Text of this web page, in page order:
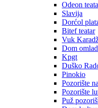
Odeon
Slavija
Dorćol
Bitef teatar
Vuk
Dom
Kpgt
Duško
Pinokio
Pozorište
Pozorište
Puž